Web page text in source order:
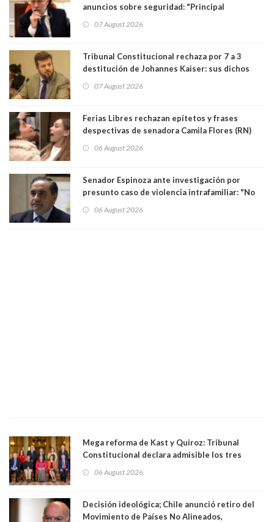
anuncios sobre seguridad: "Principal
perseguir ruta del dinero y levantar secreto
07 August 2026
Tribunal Constitucional rechaza por 7 a 3
destitución de Johannes Kaiser: sus dichos
justicia constitucional porque no es diputado
07 August 2026
Ferias Libres rechazan epítetos y frases
despectivas de senadora Camila Flores (RN)
06 August 2026
Senador Espinoza ante investigación por
presunto caso de violencia intrafamiliar: "No
antecedentes a Tribunal Supremo
06 August 2026
Mega reforma de Kast y Quiroz: Tribunal
Constitucional declara admisible los tres
06 August 2026
Decisión ideológica; Chile anunció retiro del
Movimiento de Países No Alineados,